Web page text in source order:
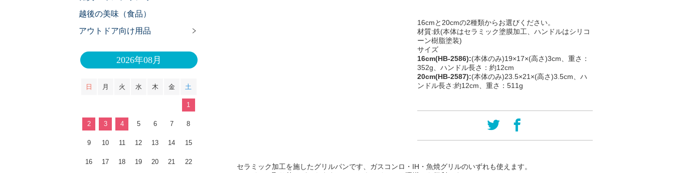
16cmと20cmの2種類からお選びください。
材質:鉄(本体はセラミック塗膜加工、ハンドルはシリコ
ーン樹脂塗装)
サイズ
16cm(HB-2586):(本体のみ)19×17×(高さ)3cm、重さ：
352g、ハンドル長さ：約12cm
20cm(HB-2587):(本体のみ)23.5×21×(高さ)3.5cm、ハ
ンドル長さ:約12cm、重さ：511g
セラミック加工を施したグリルパンです、ガスコンロ・IH・魚焼グリルのいずれも使えます。
越後の美味（食品）
アウトドア向け用品
2026年08月
日 月 火 水 木 金 土
1
2 3 4 5 6 7 8
9 10 11 12 13 14 15
16 17 18 19 20 21 22